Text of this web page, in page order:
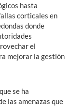
hasta
corticales en
donde
el
mejorar la gestión
se ha
las amenazas que